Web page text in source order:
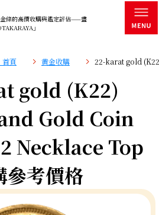
條的高價收購與鑑定評估——盡
」
首頁 黄金收購 22-karat gold
gold (K22)
Gold Coin
Necklace Top
參考價格